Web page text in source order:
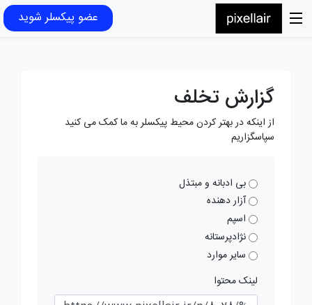
عضو پیکسلر شوید
گزارش تخلف
از اینکه در بهتر کردن محیط پیکسلر به ما کمک می کنید
سپاسگزاریم
بی ادبانه و مبتذل
آزار دهنده
اسپم
نژادپرستانه
سایر موارد
لینک محتوا